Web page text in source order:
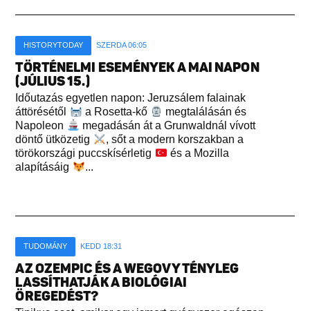
HISTORYTODAY SZERDA 06:05
TÖRTÉNELMI ESEMÉNYEK A MAI NAPON
(JÚLIUS 15.)
Időutazás egyetlen napon: Jeruzsálem falainak
áttörésétől
a Rosetta-kő
megtalálásán és
Napoleon
megadásán át a Grunwaldnál vívott
döntő ütközetig
, sőt a modern korszakban a
törökországi puccskísérletig
és a Mozilla
alapításáig
...
TUDOMÁNY KEDD 18:31
AZ OZEMPIC ÉS A WEGOVY TÉNYLEG
LASSÍTHATJÁK A BIOLÓGIAI
ÖREGEDÉST?